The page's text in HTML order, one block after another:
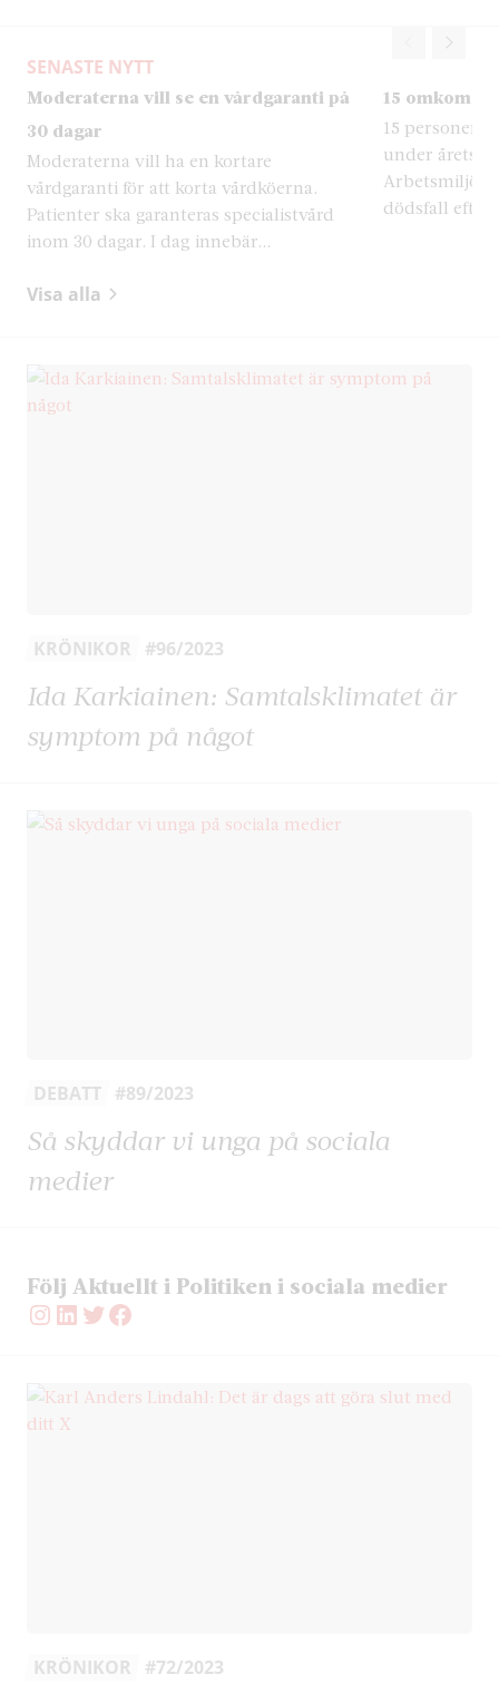
SENASTE NYTT
Moderaterna vill se en vårdgaranti på
30 dagar
Moderaterna vill ha en kortare
vårdgaranti för att korta vårdköerna.
Patienter ska garanteras specialistvård
inom 30 dagar. I dag innebär...
15 omkom
15 personer
under årets
dödsfall
Visa alla
KRÖNIKOR #96/2023
Ida Karkiainen: Samtalsklimatet är
symptom på något
DEBATT #89/2023
Så skyddar vi unga på sociala
medier
Följ Aktuellt i Politiken i sociala medier
Instagram
LinkedIn
Twitter
Facebook
KRÖNIKOR #72/2023